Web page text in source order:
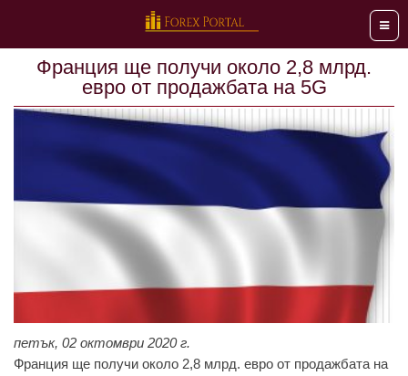
Меню
Франция ще получи около 2,8 млрд.
евро от продажбата на 5G
петък, 02 октомври 2020 г.
Франция ще получи около 2,8 млрд. евро от продажбата на